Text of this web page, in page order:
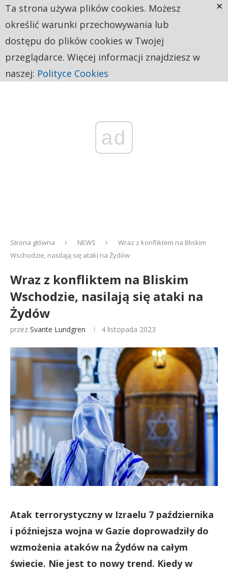
ad
Strona główna NEWS
Wraz z konfliktem na Bliskim
Wschodzie, nasilają się ataki na Żydów
Wraz z konfliktem na Bliskim
Wschodzie, nasilają się ataki na
Żydów
przez Svante Lundgren 4 listopada 2023
Atak terrorystyczny w Izraelu 7 października
i późniejsza wojna w Gazie doprowadziły do
wzmożenia ataków na Żydów na całym
świecie. Nie jest to nowy trend. Kiedy w
Ta strona używa plików cookies. Możesz
określić warunki przechowywania lub
dostępu do plików cookies w Twojej
przeglądarce. Więcej informacji znajdziesz w
naszej: Polityce Cookies
×